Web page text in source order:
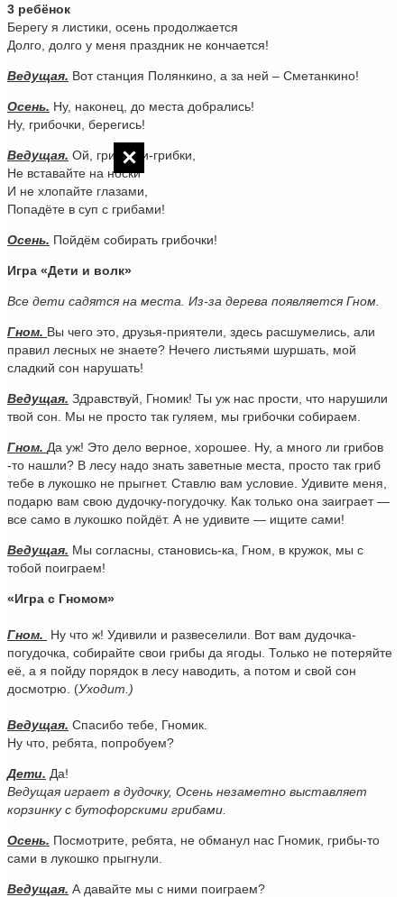
3 ребёнок
Берегу я листики, осень продолжается
Долго, долго у меня праздник не кончается!
Ведущая. Вот станция Полянкино, а за ней – Сметанкино!
Осень. Ну, наконец, до места добрались!
Ну, грибочки, берегись!
Ведущая. Ой, грибочки-грибки,
Не вставайте на носки
И не хлопайте глазами,
Попадёте в суп с грибами!
Осень. Пойдём собирать грибочки!
Игра «Дети и волк»
Все дети садятся на места. Из-за дерева появляется Гном.
Гном. Вы чего это, друзья-приятели, здесь расшумелись, али
правил лесных не знаете? Нечего листьями шуршать, мой
сладкий сон нарушать!
Ведущая. Здравствуй, Гномик! Ты уж нас прости, что нарушили
твой сон. Мы не просто так гуляем, мы грибочки собираем.
Гном. Да уж! Это дело верное, хорошее. Ну, а много ли грибов
-то нашли? В лесу надо знать заветные места, просто так гриб
тебе в лукошко не прыгнет. Ставлю вам условие. Удивите меня,
подарю вам свою дудочку-погудочку. Как только она заиграет —
все само в лукошко пойдёт. А не удивите — ищите сами!
Ведущая. Мы согласны, становись-ка, Гном, в кружок, мы с
тобой поиграем!
«Игра с Гномом»
Гном.
Ну что ж! Удивили и развеселили. Вот вам дудочка-
погудочка, собирайте свои грибы да ягоды. Только не потеряйте
её, а я пойду порядок в лесу наводить, а потом и свой сон
досмотрю. (Уходит.)
Ведущая. Спасибо тебе, Гномик.
Ну что, ребята, попробуем?
Дети. Да!
Ведущая играет в дудочку, Осень незаметно выставляет
корзинку с бутофорскими грибами.
Осень. Посмотрите, ребята, не обманул нас Гномик, грибы-то
сами в лукошко прыгнули.
Ведущая. А давайте мы с ними поиграем?